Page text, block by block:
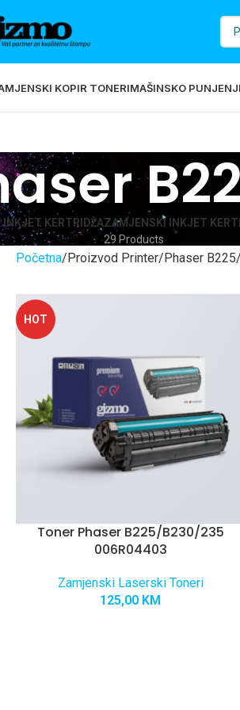
KOPIR TONERIMAŠINSKO
KERTRIDŽAZAMJENSKI INKJET
29 Products
Početna Proizvod Printer Phaser
HOT
Toner Phaser B225/B230/235
006R04403
Zamjenski Laserski Toneri
125,00 KM